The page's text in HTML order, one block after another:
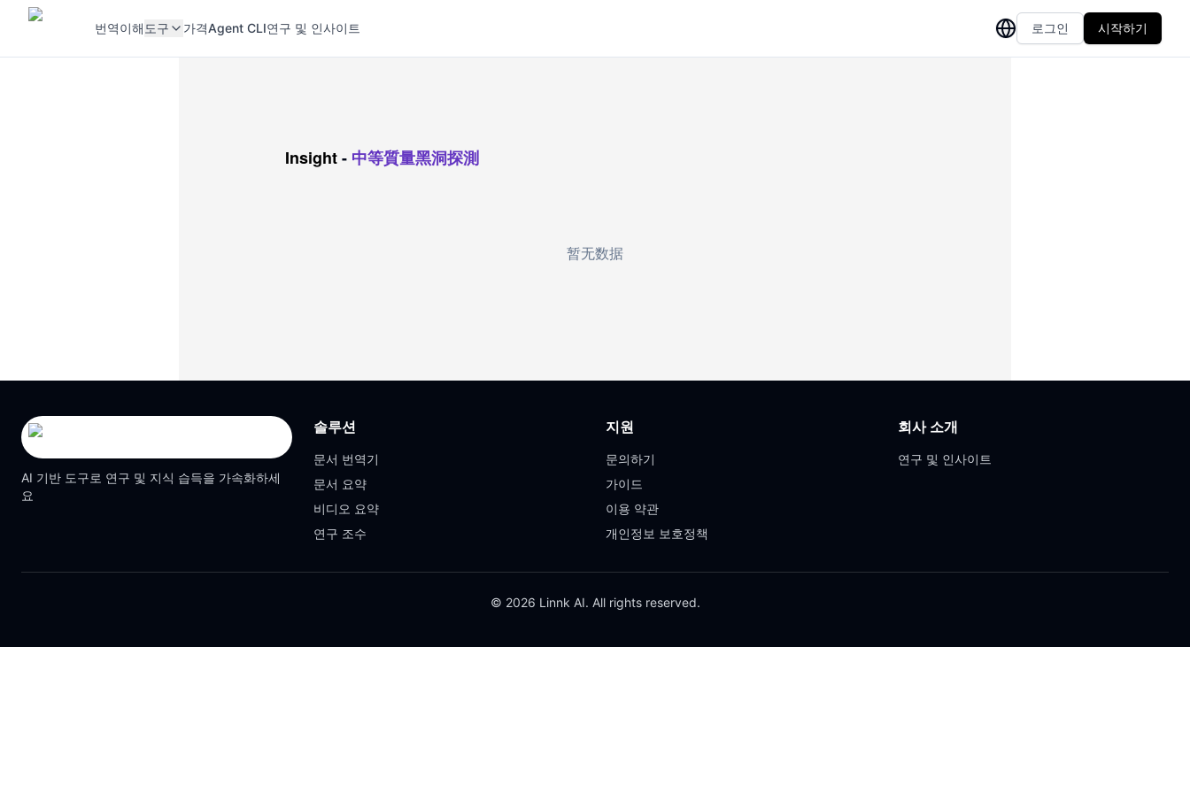
번역이해 도구 가격Agent CLI연구 및 인사이트 로그인 시작하기
Insight- 中等質量黑洞探測
暂无数据
AI 기반 도구로 연구 및 지식 습득을 가속화하세
요
솔루션
문서 번역기
문서 요약
비디오 요약
연구 조수
지원
문의하기
가이드
이용 약관
개인정보 보호정책
회사 소개
연구 및 인사이트
© 2026 Linnk AI. All rights reserved.